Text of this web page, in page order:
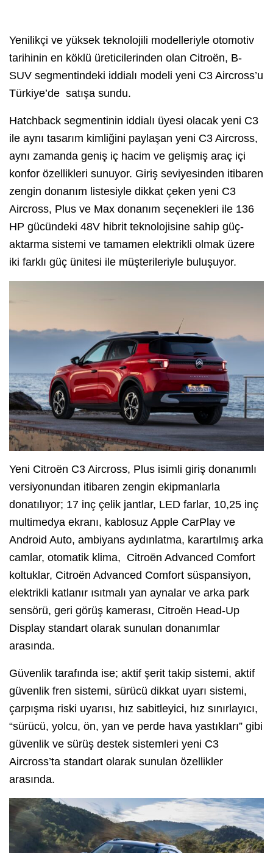
Yenilikçi ve yüksek teknolojili modelleriyle otomotiv
tarihinin en köklü üreticilerinden olan Citroën, B-
SUV segmentindeki iddialı modeli yeni C3 Aircross’u
Türkiye’de satışa sundu.
Hatchback segmentinin iddialı üyesi olacak yeni C3
ile aynı tasarım kimliğini paylaşan yeni C3 Aircross,
aynı zamanda geniş iç hacim ve gelişmiş araç içi
konfor özellikleri sunuyor. Giriş seviyesinden itibaren
zengin donanım listesiyle dikkat çeken yeni C3
Aircross, Plus ve Max donanım seçenekleri ile 136
HP gücündeki 48V hibrit teknolojisine sahip güç-
aktarma sistemi ve tamamen elektrikli olmak üzere
iki farklı güç ünitesi ile müşterileriyle buluşuyor.
Yeni Citroën C3 Aircross, Plus isimli giriş donanımlı
versiyonundan itibaren zengin ekipmanlarla
donatılıyor; 17 inç çelik jantlar, LED farlar, 10,25 inç
multimedya ekranı, kablosuz Apple CarPlay ve
Android Auto, ambiyans aydınlatma, karartılmış arka
camlar, otomatik klima, Citroën Advanced Comfort
koltuklar, Citroën Advanced Comfort süspansiyon,
elektrikli katlanır ısıtmalı yan aynalar ve arka park
sensörü, geri görüş kamerası, Citroën Head-Up
Display standart olarak sunulan donanımlar
arasında.
Güvenlik tarafında ise; aktif şerit takip sistemi, aktif
güvenlik fren sistemi, sürücü dikkat uyarı sistemi,
çarpışma riski uyarısı, hız sabitleyici, hız sınırlayıcı,
“sürücü, yolcu, ön, yan ve perde hava yastıkları” gibi
güvenlik ve sürüş destek sistemleri yeni C3
Aircross’ta standart olarak sunulan özellikler
arasında.